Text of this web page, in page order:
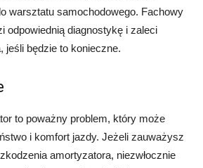
warsztatu samochodowego. Fachowy
odpowiednią diagnostykę i zaleci
jeśli będzie to konieczne.
to poważny problem, który może
i komfort jazdy. Jeżeli zauważysz
amortyzatora, niezwłocznie